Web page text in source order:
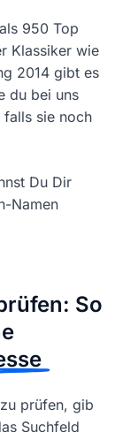
950 Top
Klassiker wie
2014 gibt es
du bei uns
sie noch
Du Dir
Namen
So
prüfen, gib
Suchfeld